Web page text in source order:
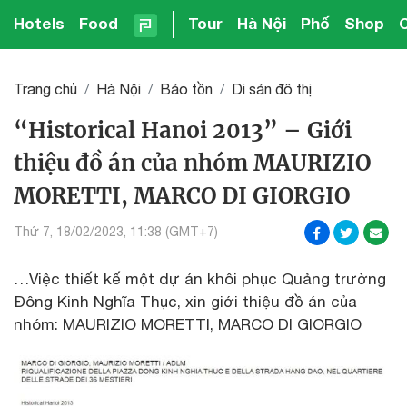
Hotels Food Tour Hà Nội Phố Shop
Trang chủ Hà Nội Bảo tồn Di sản đô thị
“Historical Hanoi 2013” – Giới
thiệu đồ án của nhóm MAURIZIO
MORETTI, MARCO DI GIORGIO
Thứ 7, 18/02/2023, 11:38 (GMT+7)
…Việc thiết kế một dự án khôi phục Quảng trường
Đông Kinh Nghĩa Thục, xin giới thiệu đồ án của
nhóm: MAURIZIO MORETTI, MARCO DI GIORGIO